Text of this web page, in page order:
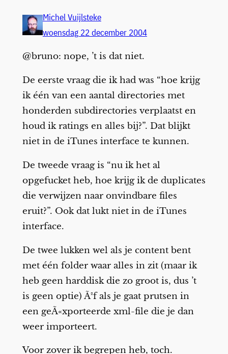
Michel Vuijlsteke
woensdag 22 december 2004
@bruno: nope, ’t is dat niet.
De eerste vraag die ik had was “hoe krijg
ik één van een aantal directories met
honderden subdirectories verplaatst en
houd ik ratings en alles bij?”. Dat blijkt
niet in de iTunes interface te kunnen.
De tweede vraag is “nu ik het al
opgefucket heb, hoe krijg ik de duplicates
die verwijzen naar onvindbare files
eruit?”. Ook dat lukt niet in de iTunes
interface.
De twee lukken wel als je content bent
met één folder waar alles in zit (maar ik
heb geen harddisk die zo groot is, dus ’t
is geen optie) Ã²f als je gaat prutsen in
een geÃ«xporteerde xml-file die je dan
weer importeert.
Voor zover ik begrepen heb, toch.